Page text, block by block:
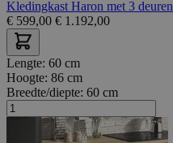
Kledingkast Haron met 3 deuren
€ 599,00 € 1.192,00
Lengte: 60 cm
Hoogte: 86 cm
Breedte/diepte: 60 cm